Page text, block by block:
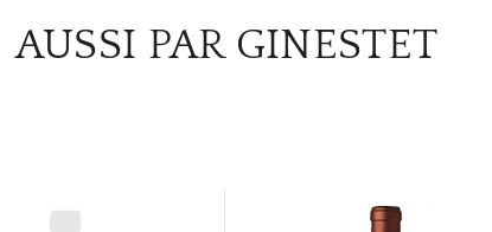
AUSSI PAR GINESTET